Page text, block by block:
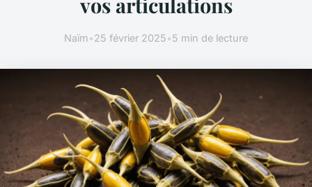
Naïm•25 février 2025•5 min de lecture